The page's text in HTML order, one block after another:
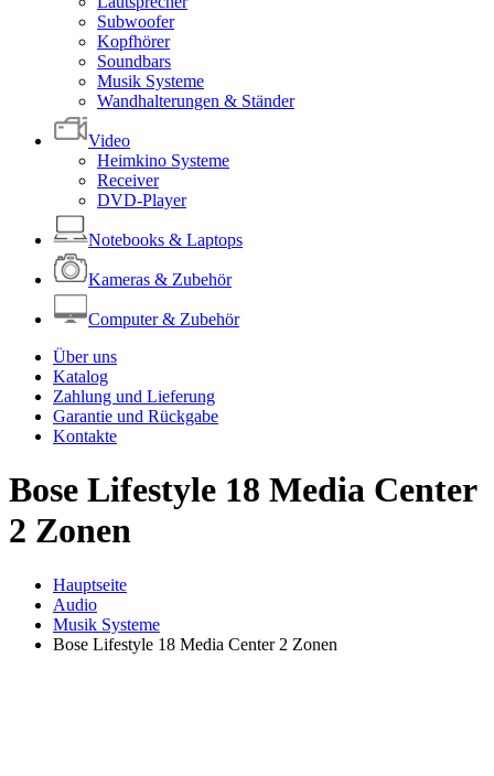
Subwoofer
Kopfhörer
Soundbars
Musik Systeme
Wandhalterungen & Ständer
Video
Heimkino Systeme
Receiver
DVD-Player
Notebooks & Laptops
Kameras & Zubehör
Computer & Zubehör
Über uns
Katalog
Zahlung und Lieferung
Garantie und Rückgabe
Kontakte
Bose Lifestyle 18 Media Center
2 Zonen
Hauptseite
Audio
Musik Systeme
Bose Lifestyle 18 Media Center 2 Zonen